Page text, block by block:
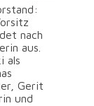
nach
aus.
als
Gerit
und